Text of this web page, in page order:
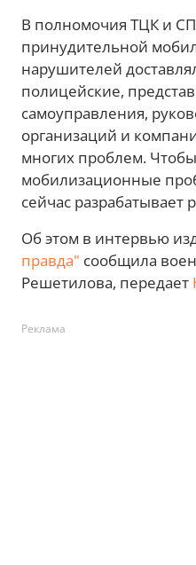
В полномочия ТЦК и
принудительной
нарушителей
полицейские,
самоуправления,
организаций и
многих проблем.
мобилизационные
сейчас разрабатывает
Об этом в интервью
правда" сообщила
Решетилова, передает
Реклама